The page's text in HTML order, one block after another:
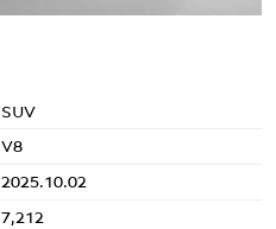
SUV
V8
2025.10.02
7,212